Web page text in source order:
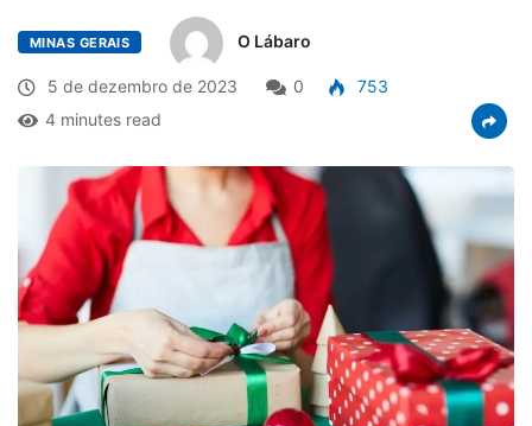
MINAS GERAIS O Lábaro
5 de dezembro de 2023 0
753
4 minutes read